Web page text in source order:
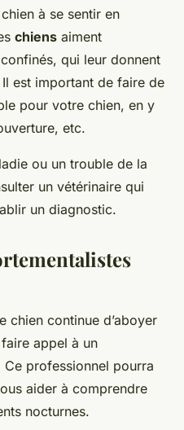
à se sentir en
chiens aiment
qui leur donnent
est important de faire de
pour votre chien, en y
etc.
ou un trouble de la
un vétérinaire qui
un diagnostic.
chien continue d’aboyer
appel à un
professionnel pourra
aider à comprendre
nocturnes.